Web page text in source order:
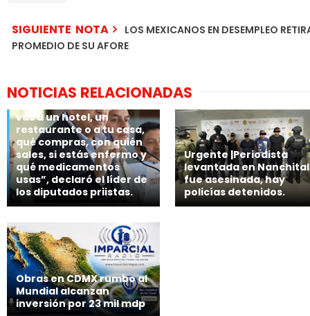
SIGUIENTE NOTA
LOS MEXICANOS EN DESEMPLEO
PROMEDIO DE SU AFORE
NOTICIAS RELACIONADAS
🗣 “Las autoridades
vas a un hotel, un
restaurante o a tu casa,
qué compras, con quién
sales, si estás enfermo y
qué medicamentos
usas”, declaró el líder de
los diputados priistas.
Urgente |Periodista
levantada en Nanchital
fue asesinada, hay
policías detenidos.
Obras en CDMX rumbo al
Mundial alcanzan
inversión por 23 mil mdp